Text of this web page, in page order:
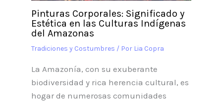
Pinturas Corporales: Significado y
Estética en las Culturas Indígenas
del Amazonas
Tradiciones y Costumbres / Por Lia Copra
La Amazonía, con su exuberante
biodiversidad y rica herencia cultural, es
hogar de numerosas comunidades